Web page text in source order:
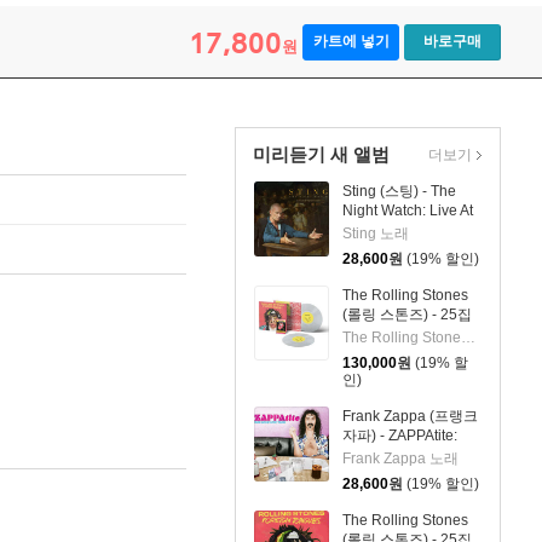
17,800원 카트에 넣기 바로구매
미리듣기 새 앨범
Sting (스팅) - The
Night Watch: Live At
The Rijksmuseum
Sting 노래
28,600원 (19% 할인)
The Rolling Stones
(롤링 스톤즈) - 25집
Foreign Tongues [클
리어 컬러 2LP]
The Rolling Stones 밴드
130,000원 (19% 할
인)
Frank Zappa (프랭크
자파) - ZAPPAtite:
Frank Zappas
Tastiest Tracks
Frank Zappa 노래
28,600원 (19% 할인)
The Rolling Stones
더보기